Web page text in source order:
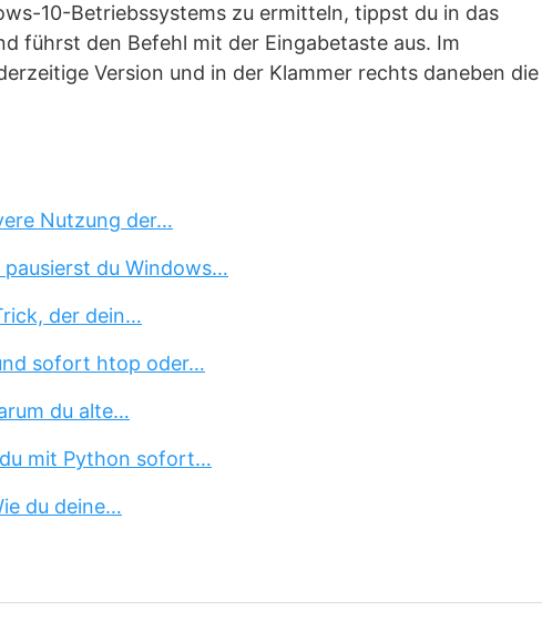
10-Betriebssystems zu ermitteln, tippst du in das
führst den Befehl mit der Eingabetaste aus. Im
Version und in der Klammer rechts daneben die
Nutzung der…
du Windows…
der dein…
sofort htop oder…
du alte…
du mit Python sofort…
du deine…